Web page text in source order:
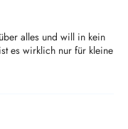
alles und will in kein
es wirklich nur für kleine